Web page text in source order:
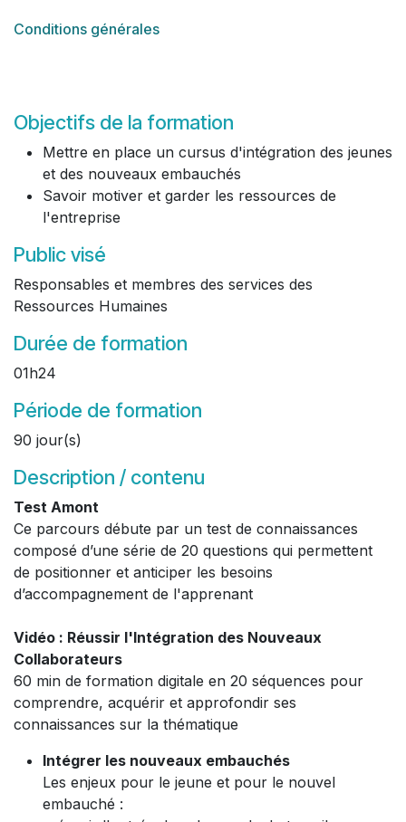
Conditions générales
Objectifs de la formation
Mettre en place un cursus d'intégration des jeunes
et des nouveaux embauchés
Savoir motiver et garder les ressources de
l'entreprise
Public visé
Responsables et membres des services des
Ressources Humaines
Durée de formation
01h24
Période de formation
90 jour(s)
Description / contenu
Test Amont
Ce parcours débute par un test de connaissances
composé d’une série de 20 questions qui permettent
de positionner et anticiper les besoins
d’accompagnement de l'apprenant
Vidéo : Réussir l'Intégration des Nouveaux
Collaborateurs
60 min de formation digitale en 20 séquences pour
comprendre, acquérir et approfondir ses
connaissances sur la thématique
Intégrer les nouveaux embauchés
Les enjeux pour le jeune et pour le nouvel
embauché :